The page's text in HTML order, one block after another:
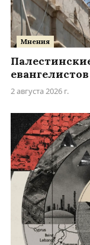
Мнения
2 августа 2026 г.